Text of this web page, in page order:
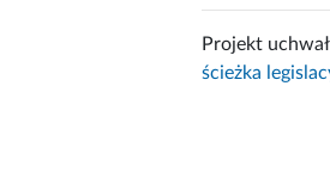
Projekt
ścieżka